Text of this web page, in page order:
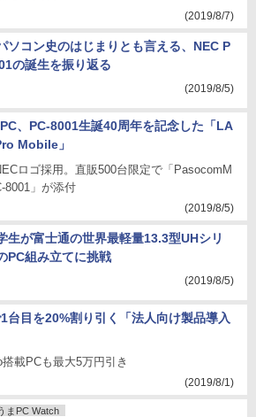
(2019/8/7)
ソコン史のはじまりとも言える、NEC P
の誕生を振り返る
(2019/8/5)
、PC-8001生誕40周年を記念した「LA
Mobile」
ロゴ採用。直販500台限定で「PasocomM
8001」が添付
(2019/8/5)
生が富士通の世界最軽量13.3型UHシリ
PC組み立てに挑戦
(2019/8/5)
台目を20%割り引く「法人向け製品導入
載PCも最大5万円引き
(2019/8/1)
まPC Watch